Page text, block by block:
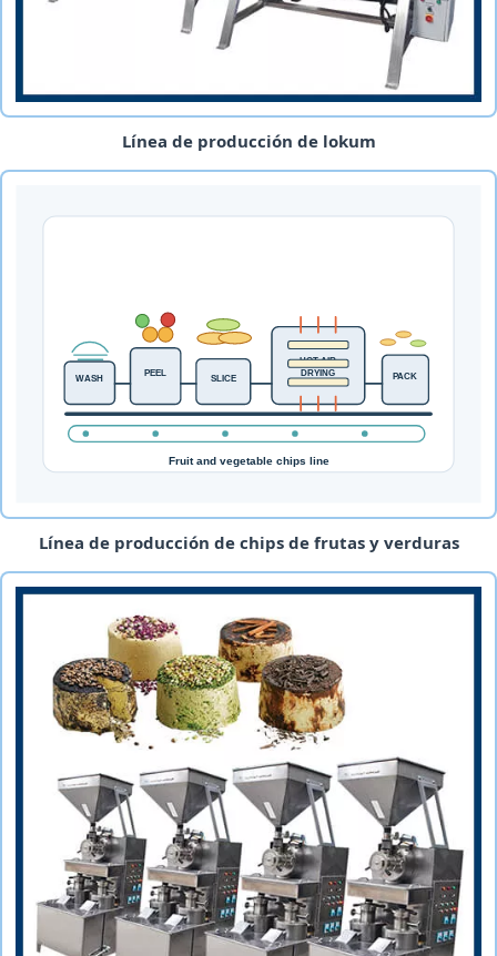
Línea de producción de lokum
Línea de producción de chips de frutas y verduras